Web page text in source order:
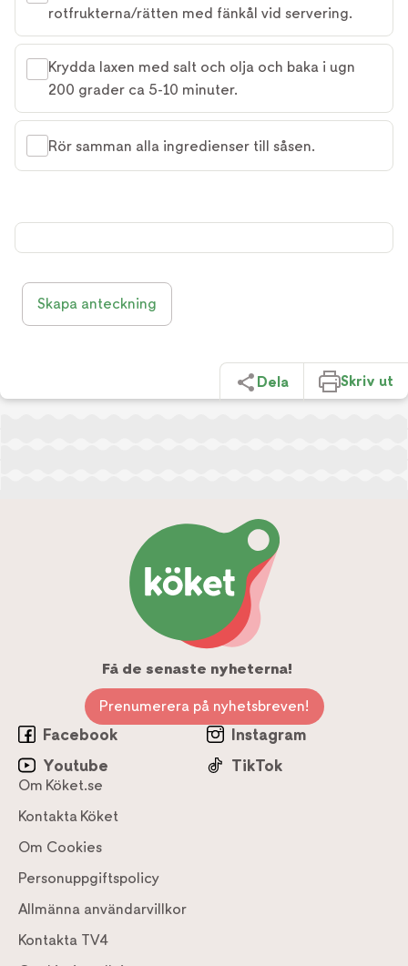
rotfrukterna/rätten med fänkål vid servering.
Krydda laxen med salt och olja och baka i ugn
200 grader ca 5-10 minuter.
Rör samman alla ingredienser till såsen.
Skapa anteckning
Dela Skriv ut
Få de senaste nyheterna!
Prenumerera på nyhetsbreven!
Facebook
Instagram
Youtube
TikTok
Om Köket.se
Kontakta Köket
Om Cookies
Personuppgiftspolicy
Allmänna användarvillkor
Kontakta TV4